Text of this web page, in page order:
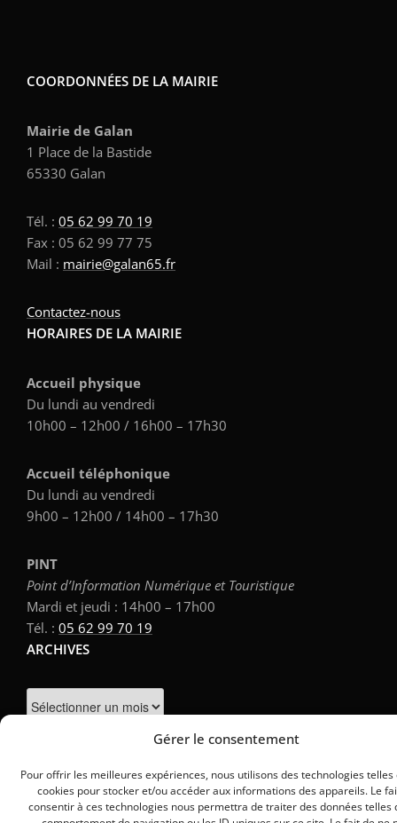
Gérer le consentement
Pour offrir les meilleures expériences, nous utilisons des technologies telles
cookies pour stocker et/ou accéder aux informations des appareils. Le
consentir à ces technologies nous permettra de traiter des données telles
COORDONNÉES DE LA MAIRIE
Mairie de Galan
1 Place de la Bastide
65330 Galan
Tél. : 05 62 99 70 19
Fax : 05 62 99 77 75
Mail : mairie@galan65.fr
Contactez-nous
HORAIRES DE LA MAIRIE
Accueil physique
Du lundi au vendredi
10h00 – 12h00 / 16h00 – 17h30
Accueil téléphonique
Du lundi au vendredi
9h00 – 12h00 / 14h00 – 17h30
PINT
Point d’Information Numérique et Touristique
Mardi et jeudi : 14h00 – 17h00
Tél. : 05 62 99 70 19
ARCHIVES
Archives